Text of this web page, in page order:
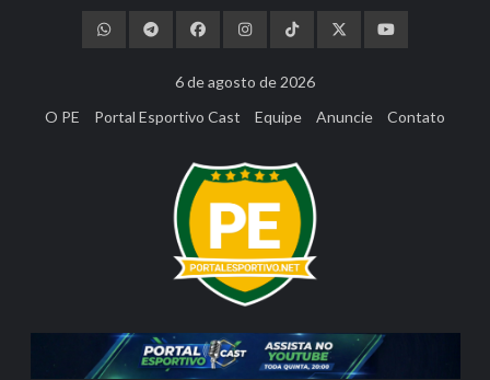
6 de agosto de 2026
O PE
Portal Esportivo Cast Equipe Anuncie Contato